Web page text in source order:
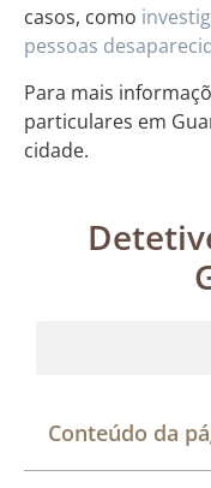
casos, como
pessoas
Para mais
particulares em
cidade.
Conteúdo da